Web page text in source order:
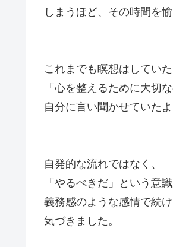
しまうほど、その時間を
これまでも瞑想はしていた
「心を整えるために大切
自分に言い聞かせていたよ
自発的な流れではなく、
「やるべきだ」という意
義務感のような感情で続
気づきました。